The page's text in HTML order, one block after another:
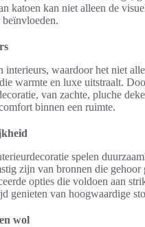
katoen kan niet alleen de
beïnvloeden.
interieurs, waardoor het niet
warmte en luxe uitstraalt.
van zachte, pluche
binnen een ruimte.
spelen
zijn van bronnen die gehoor
opties die voldoen aan
genieten van hoogwaardige
wol